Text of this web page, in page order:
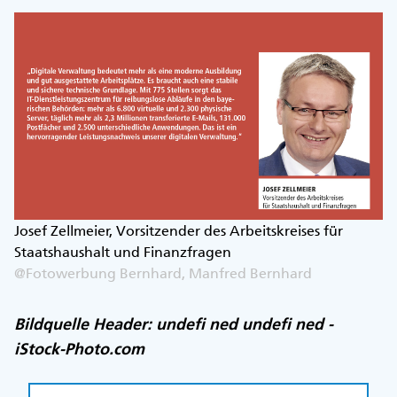
Josef Zellmeier, Vorsitzender des Arbeitskreises für
Staatshaushalt und Finanzfragen
@Fotowerbung Bernhard, Manfred Bernhard
Bildquelle Header: undefi ned undefi ned -
iStock-Photo.com